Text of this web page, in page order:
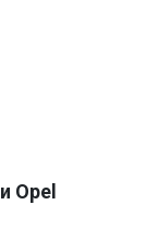
Opel